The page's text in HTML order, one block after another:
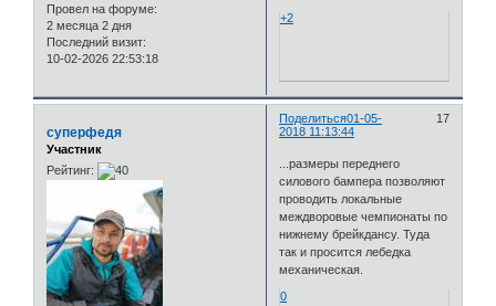
Провел на форуме:
2 месяца 2 дня
Последний визит:
10-02-2026 22:53:18
+2
Поделиться 17
01-05-
2018 11:13:44
суперфедя
Участник
Рейтинг:
...размеры переднего
силового бампера позволяют
проводить локальные
междворовые чемпионаты по
нижнему брейкдансу. Туда
так и просится лебедка
механическая.
0